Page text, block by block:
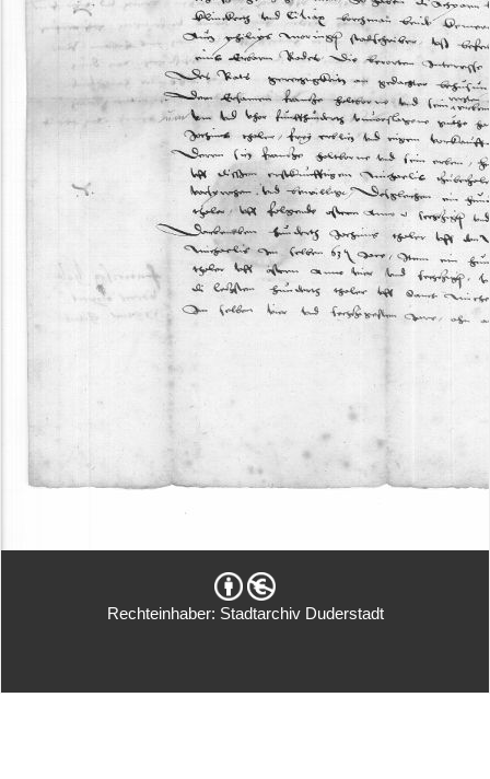
Rechteinhaber: Stadtarchiv Duderstadt